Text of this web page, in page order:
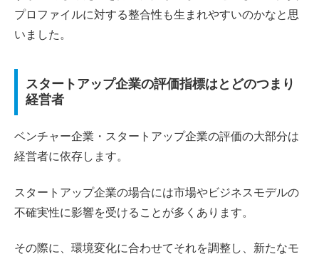
プロファイルに対する整合性も生まれやすいのかなと思
いました。
スタートアップ企業の評価指標はとどのつまり
経営者
ベンチャー企業・スタートアップ企業の評価の大部分は
経営者に依存します。
スタートアップ企業の場合には市場やビジネスモデルの
不確実性に影響を受けることが多くあります。
その際に、環境変化に合わせてそれを調整し、新たなモ